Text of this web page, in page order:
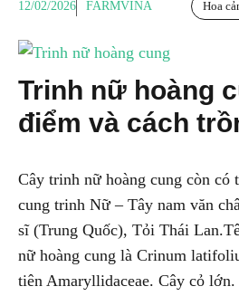
12/02/2026 FARMVINA Hoa
Trinh nữ hoàng
điểm và cách
Cây trinh nữ hoàng cung còn có
cung trinh Nữ – Tây nam văn
sĩ (Trung Quốc), Tỏi Thái
nữ hoàng cung là Crinum
tiên Amaryllidaceae. Cây cỏ lớn.